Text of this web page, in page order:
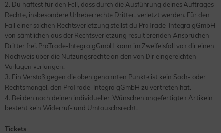
2. Du haftest für den Fall, dass durch die Ausführung deines Auftrages
Rechte, insbesondere Urheberrechte Dritter, verletzt werden. Für den
Fall einer solchen Rechtsverletzung stellst du ProTrade-Integra gGmbH
von sämtlichen aus der Rechtsverletzung resultierenden Ansprüchen
Dritter frei. ProTrade-Integra gGmbH kann im Zweifelsfall von dir einen
Nachweis über die Nutzungsrechte an den von Dir eingereichten
Vorlagen verlangen.
3. Ein Verstoß gegen die oben genannten Punkte ist kein Sach- oder
Rechtsmangel, den ProTrade-Integra gGmbH zu vertreten hat.
4. Bei den nach deinen individuellen Wünschen angefertigten Artikeln
besteht kein Widerruf- und Umtauschsrecht.
Tickets